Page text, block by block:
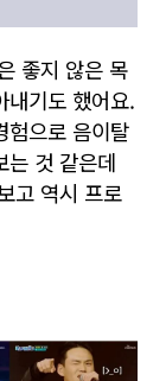
좋지 않은 목
내기도 했어요.
험으로 음이탈
는 것 같은데
고 역시 프로